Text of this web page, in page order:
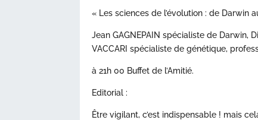
« Les sciences de l’évolution : de Darwin
Jean GAGNEPAIN spécialiste de Darwin,
VACCARI spécialiste de génétique,
à 21h 00 Buffet de l’Amitié.
Editorial :
Être vigilant, c’est indispensable ! mais